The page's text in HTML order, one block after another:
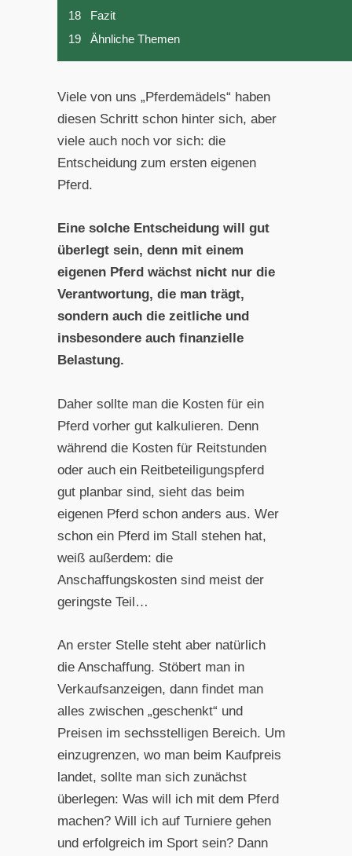
18
Fazit
19
Ähnliche Themen
Viele von uns „Pferdemädels“ haben
diesen Schritt schon hinter sich, aber
viele auch noch vor sich: die
Entscheidung zum ersten eigenen
Pferd.
Eine solche Entscheidung will gut
überlegt sein, denn mit einem
eigenen Pferd wächst nicht nur die
Verantwortung, die man trägt,
sondern auch die zeitliche und
insbesondere auch finanzielle
Belastung.
Daher sollte man die Kosten für ein
Pferd vorher gut kalkulieren. Denn
während die Kosten für Reitstunden
oder auch ein Reitbeteiligungspferd
gut planbar sind, sieht das beim
eigenen Pferd schon anders aus. Wer
schon ein Pferd im Stall stehen hat,
weiß außerdem: die
Anschaffungskosten sind meist der
geringste Teil…
An erster Stelle steht aber natürlich
die Anschaffung. Stöbert man in
Verkaufsanzeigen, dann findet man
alles zwischen „geschenkt“ und
Preisen im sechsstelligen Bereich. Um
einzugrenzen, wo man beim Kaufpreis
landet, sollte man sich zunächst
überlegen: Was will ich mit dem Pferd
machen? Will ich auf Turniere gehen
und erfolgreich im Sport sein? Dann